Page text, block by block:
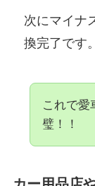
次にマイナ
換完了です。
これで愛
璧！！